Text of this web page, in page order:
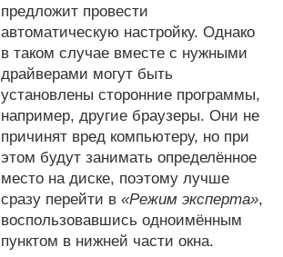
предложит провести
автоматическую настройку. Однако
в таком случае вместе с нужными
драйверами могут быть
установлены сторонние программы,
например, другие браузеры. Они не
причинят вред компьютеру, но при
этом будут занимать определённое
место на диске, поэтому лучше
сразу перейти в «Режим эксперта»,
воспользовавшись одноимённым
пунктом в нижней части окна.